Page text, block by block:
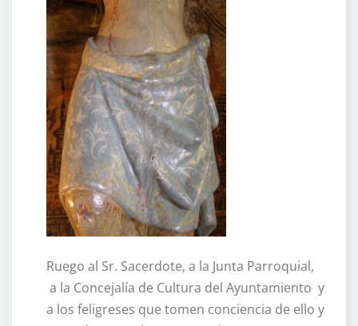
Ruego al Sr. Sacerdote, a la Junta Parroquial,
a la Concejalía de Cultura del Ayuntamiento y
a los feligreses que tomen conciencia de ello y